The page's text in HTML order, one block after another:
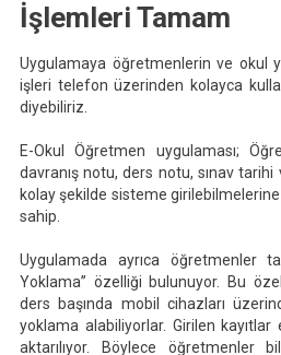
İşlemleri Tamam
Uygulamaya öğretmenlerin ve okul
işleri telefon üzerinden kolayca
diyebiliriz.
E-Okul Öğretmen uygulaması;
davranış notu, ders notu, sınav tarihi
kolay şekilde sisteme
sahip.
Uygulamada ayrıca öğretmenler
Yoklama” özelliği bulunuyor. Bu
ders başında mobil cihazları
yoklama alabiliyorlar. Girilen
aktarılıyor. Böylece öğretmenler